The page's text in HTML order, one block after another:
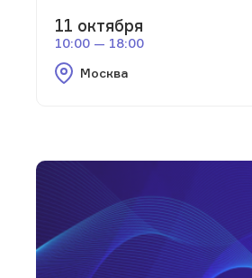
11 октября
10:00 — 18:00
Москва